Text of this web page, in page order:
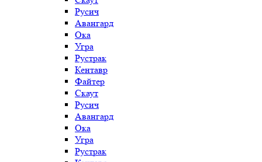
Русич
Авангард
Ока
Угра
Рустрак
Кентавр
Файтер
Скаут
Русич
Авангард
Ока
Угра
Рустрак